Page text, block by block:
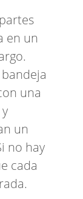
en un
una
un
no hay
cada